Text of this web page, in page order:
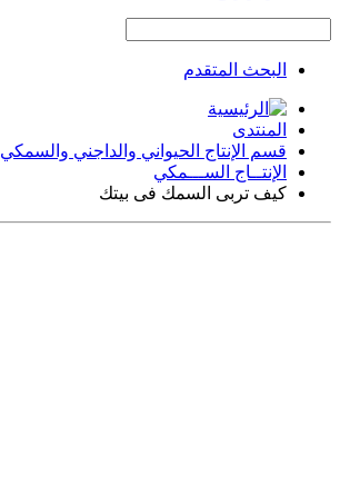
البحث المتقدم
المنتدى
قسم الإنتاج الحيواني والداجني والسمكي
الإنتــاج الســـمكي
كيف تربى السمك فى بيتك